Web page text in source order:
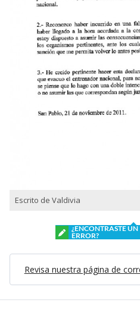
Escrito de Valdivia
¿ENCONTRASTE UN
ERROR?
Revisa nuestra página de